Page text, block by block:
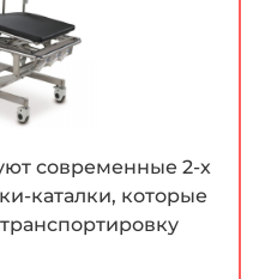
современные 2-х
каталки, которые